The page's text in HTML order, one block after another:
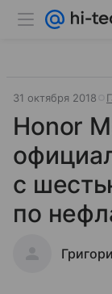
31 октября 2018
Honor
с
по